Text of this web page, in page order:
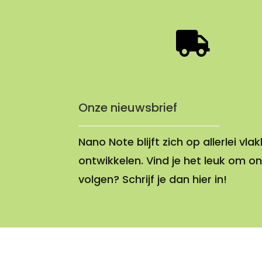

Onze nieuwsbrief
Nano Note blijft zich op allerlei
ontwikkelen. Vind je het leuk om
volgen? Schrijf je dan hier in!